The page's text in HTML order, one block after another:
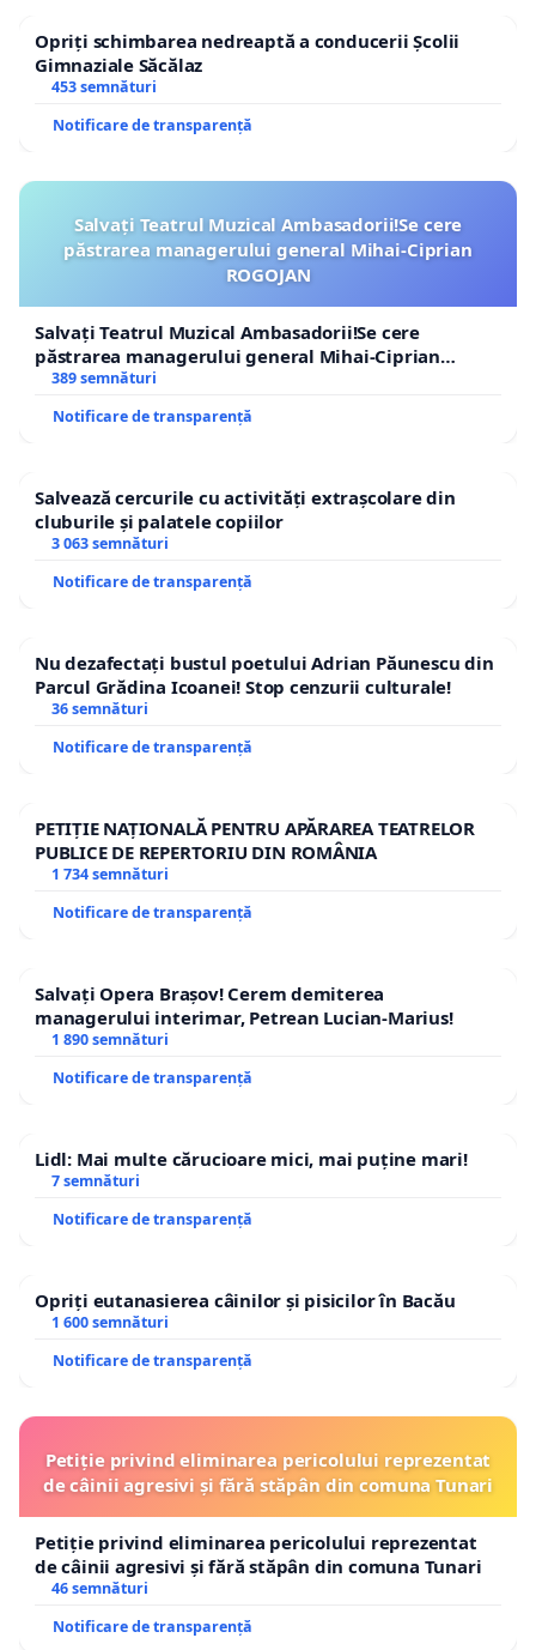
Opriți schimbarea nedreaptă a conducerii Școlii
Gimnaziale Săcălaz
453 semnături
Notificare de transparență
Salvați Teatrul Muzical Ambasadorii!Se cere
păstrarea managerului general Mihai-Ciprian
ROGOJAN
Salvați Teatrul Muzical Ambasadorii!Se cere
păstrarea managerului general Mihai-Ciprian
ROGOJAN
389 semnături
Notificare de transparență
Salvează cercurile cu activități extrașcolare din
cluburile și palatele copiilor
3 063 semnături
Notificare de transparență
Nu dezafectați bustul poetului Adrian Păunescu din
Parcul Grădina Icoanei! Stop cenzurii culturale!
36 semnături
Notificare de transparență
PETIȚIE NAȚIONALĂ PENTRU APĂRAREA TEATRELOR
PUBLICE DE REPERTORIU DIN ROMÂNIA
1 734 semnături
Notificare de transparență
Salvați Opera Brașov! Cerem demiterea
managerului interimar, Petrean Lucian-Marius!
1 890 semnături
Notificare de transparență
Lidl: Mai multe cărucioare mici, mai puține mari!
7 semnături
Notificare de transparență
Opriți eutanasierea câinilor și pisicilor în Bacău
1 600 semnături
Notificare de transparență
Petiție privind eliminarea pericolului reprezentat
de câinii agresivi și fără stăpân din comuna Tunari
Petiție privind eliminarea pericolului reprezentat
de câinii agresivi și fără stăpân din comuna Tunari
46 semnături
Notificare de transparență